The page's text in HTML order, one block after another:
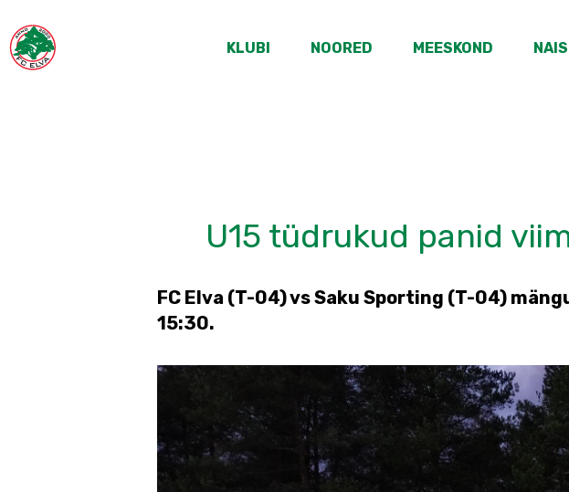
KLUBI NOORED MEESKOND
U15 tüdrukud panid
FC Elva (T-04) vs Saku Sporting (T-04)
15:30.